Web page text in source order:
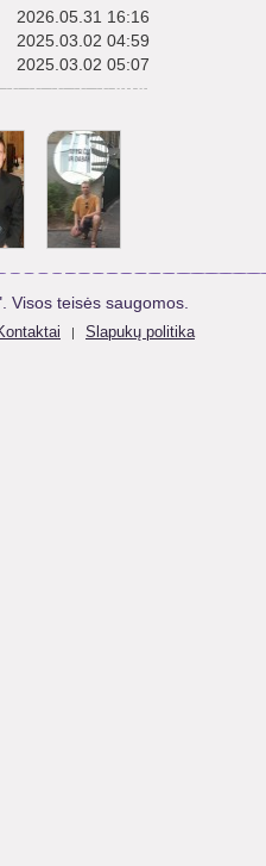
2026.05.31 16:16
2025.03.02 04:59
2025.03.02 05:07
Visos teisės saugomos.
| Slapukų politika